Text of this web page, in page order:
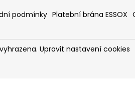
podmínky Platební brána ESSOX
Upravit nastavení cookies